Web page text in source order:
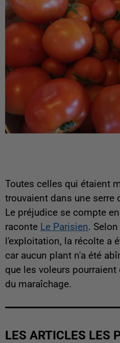
Toutes celles qui étaient
trouvaient dans une serre
Le préjudice se compte
raconte Le Parisien.
l'exploitation, la récolte a
car aucun plant n'a été
que les voleurs
du maraîchage.
LES ARTICLES LES